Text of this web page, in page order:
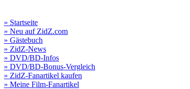
» Startseite
» Neu auf ZidZ.com
» Gästebuch
» ZidZ-News
» DVD/BD-Infos
» DVD/BD-Bonus-Vergleich
» ZidZ-Fanartikel kaufen
» Meine Film-Fanartikel